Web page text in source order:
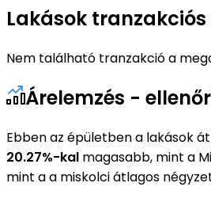
Lakások
Nem található tranzakció a
Árelemzés -
Ebben az épületben a lakások
20.27%-kal magasabb, mint a
mint a a miskolci átlagos